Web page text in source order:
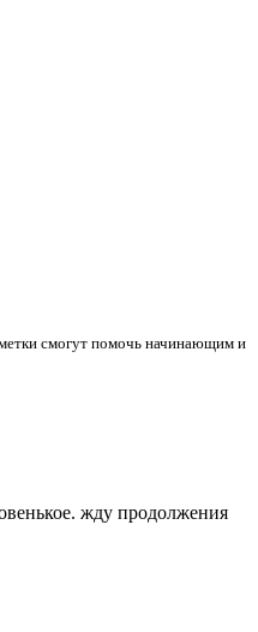
смогут помочь начинающим и
жду продолжения